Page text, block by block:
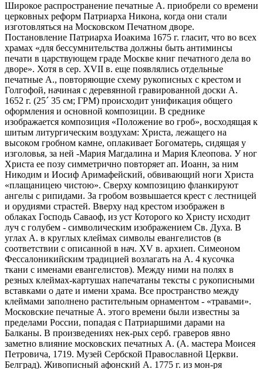
Широкое распространение печатные А. приобрели со времени
церковных реформ Патриарха Никона, когда они стали
изготовляться на Московском Печатном дворе.
Постановление Патриарха Иоакима 1675 г. гласит, что во всех
храмах «для бессумнительства должны быть антиминсы
печати в царствующем граде Москве книг печатного дела во
дворе». Хотя в сер. XVII в. еще появлялись отдельные
печатные А., повторяющие схему рукописных с крестом и
Голгофой, начиная с деревянной гравированной доски А.
1652 г. (25´ 35 см; ГРМ) происходит унификация общего
оформления и основной композиции. В среднике
изображается композиция «Положение во гроб», восходящая к
шитым литургическим воздухам: Христа, лежащего на
высоком гробном камне, оплакивает Богоматерь, сидящая у
изголовья, за ней -Мария Магдалина и Мария Клеопова. У ног
Христа ее позу симметрично повторяет ап. Иоанн, за ним
Никодим и Иосиф Аримафейский, обвивающий ноги Христа
«плащаницею чистою». Сверху композицию фланкируют
ангелы с рипидами. За гробом возвышается крест с лестницей
и орудиями страстей. Вверху над крестом изображен в
облаках Господь Саваоф, из уст Которого ко Христу исходит
луч с голубем - символическим изображением Св. Духа. В
углах А. в круглых клеймах символы евангелистов (в
соответствии с описанной в нач. XV в. архиеп. Симеоном
Фессалоникийским традицией возлагать на А. 4 кусочка
ткани с именами евангелистов). Между ними на полях в
резных клеймах-картушах напечатаны тексты с рукописными
вставками о дате и имени храма. Все пространство между
клеймами заполнено растительным орнаментом - «травами».
Московские печатные А. этого времени были известны за
пределами России, попадая с Патриаршими дарами на
Балканы. В произведениях нек-рых серб. граверов явно
заметно влияние московских печатных А. (А. мастера Моисея
Петровича, 1719. Музей Сербской Православной Церкви.
Белград). Живописный афонский А. 1775 г. из мон-ря